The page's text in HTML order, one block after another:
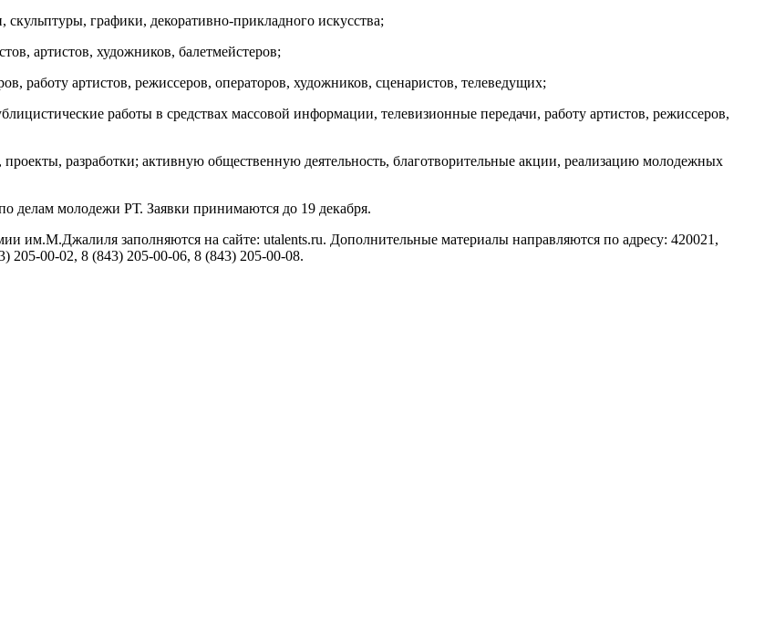
графики, декоративно-прикладного искусства;
артистов, художников, балетмейстеров;
работу артистов, режиссеров, операторов, художников, сценаристов, телеведущих;
работы в средствах массовой информации, телевизионные передачи, работу артистов, режиссеров,
разработки; активную общественную деятельность, благотворительные акции, реализацию молодежных
делам молодежи РТ. Заявки принимаются до 19 декабря.
им.М.Джалиля заполняются на сайте: utalents.ru. Дополнительные материалы направляются по адресу: 420021,
205-00-02, 8 (843) 205-00-06, 8 (843) 205-00-08.